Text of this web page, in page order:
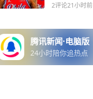
2评论21小时前
腾讯新闻·电脑版
24小时陪你追热点